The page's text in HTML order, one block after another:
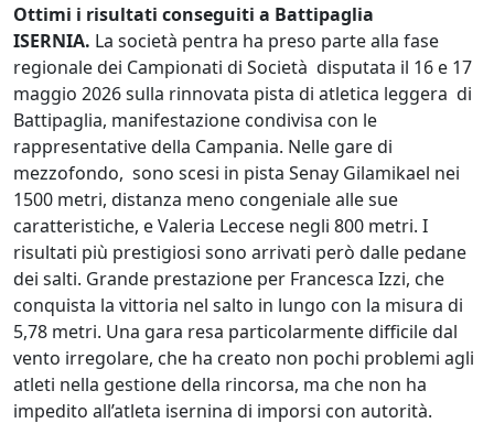
Ottimi i risultati conseguiti a Battipaglia
ISERNIA. La società pentra ha preso parte alla fase
regionale dei Campionati di Società disputata il 16 e 17
maggio 2026 sulla rinnovata pista di atletica leggera di
Battipaglia, manifestazione condivisa con le
rappresentative della Campania. Nelle gare di
mezzofondo, sono scesi in pista Senay Gilamikael nei
1500 metri, distanza meno congeniale alle sue
caratteristiche, e Valeria Leccese negli 800 metri. I
risultati più prestigiosi sono arrivati però dalle pedane
dei salti. Grande prestazione per Francesca Izzi, che
conquista la vittoria nel salto in lungo con la misura di
5,78 metri. Una gara resa particolarmente difficile dal
vento irregolare, che ha creato non pochi problemi agli
atleti nella gestione della rincorsa, ma che non ha
impedito all’atleta isernina di imporsi con autorità.